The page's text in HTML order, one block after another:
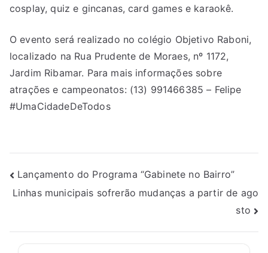
cosplay, quiz e gincanas, card games e karaokê.
O evento será realizado no colégio Objetivo Raboni,
localizado na Rua Prudente de Moraes, nº 1172,
Jardim Ribamar. Para mais informações sobre
atrações e campeonatos: (13) 991466385 – Felipe
#UmaCidadeDeTodos
Lançamento do Programa “Gabinete no Bairro”
Linhas municipais sofrerão mudanças a partir de ago
sto